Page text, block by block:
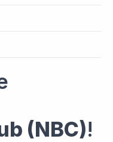
(NBC)!